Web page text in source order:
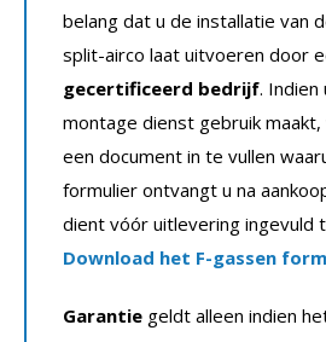
belang dat u de installatie van
split-airco laat uitvoeren door
gecertificeerd bedrijf. Indien
montage dienst gebruik
een document in te vullen
formulier ontvangt u na
dient vóór uitlevering ingevuld
Download het F-gassen
Garantie geldt alleen indien